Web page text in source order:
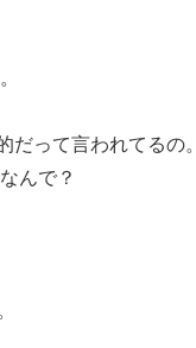
だって言われてるの。
んで？